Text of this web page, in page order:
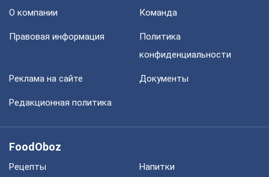
О компании Команда
Правовая информация
Политика
конфиденциальности
Реклама на сайте Документы
Редакционная политика
FoodOboz
Рецепты Напитки